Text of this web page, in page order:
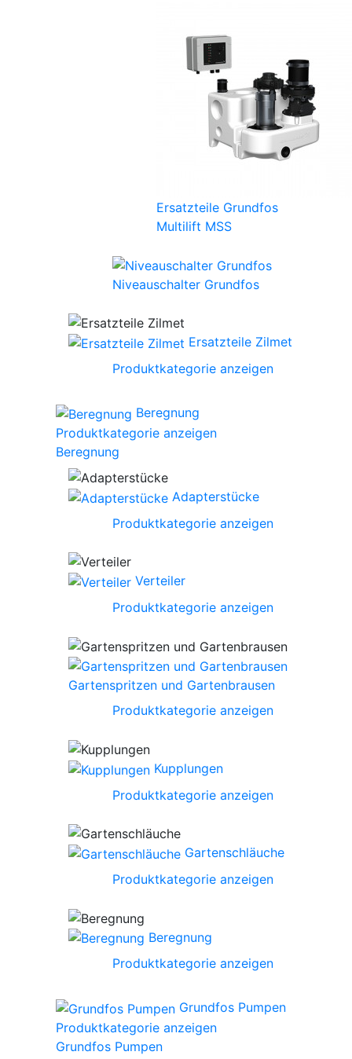
Ersatzteile Grundfos
Multilift MSS
Niveauschalter Grundfos
Ersatzteile Zilmet
Produktkategorie anzeigen
Beregnung
Produktkategorie anzeigen
Beregnung
Adapterstücke
Produktkategorie anzeigen
Verteiler
Produktkategorie anzeigen
Gartenspritzen und Gartenbrausen
Produktkategorie anzeigen
Kupplungen
Produktkategorie anzeigen
Gartenschläuche
Produktkategorie anzeigen
Beregnung
Produktkategorie anzeigen
Grundfos Pumpen
Produktkategorie anzeigen
Grundfos Pumpen